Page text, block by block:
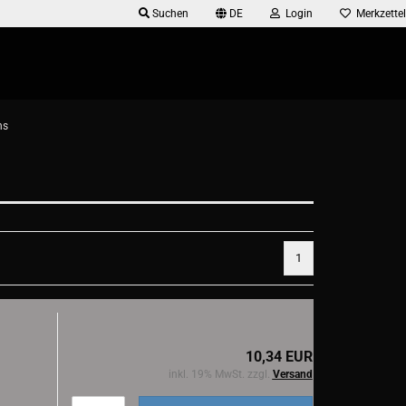
Suchen DE Login Merkzettel
1
10,34 EUR
inkl. 19% MwSt. zzgl. Versand